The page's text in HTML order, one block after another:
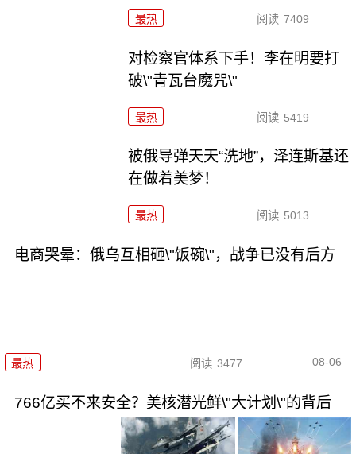
最热 阅读 7409
对检察官体系下手！李在明要打
破\"青瓦台魔咒\"
最热 阅读 5419
被俄导弹天天“洗地”，泽连斯基还
在做着美梦！
最热 阅读 5013
电商哭晕：俄乌互相砸\"饭碗\"，战争已没有后方
最热 阅读 3477 08-06
766亿买不来安全？美核潜光鲜\"大计划\"的背后